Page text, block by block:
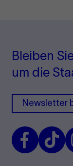
Bleiben
um die
Newsletter
FacebookTikTok